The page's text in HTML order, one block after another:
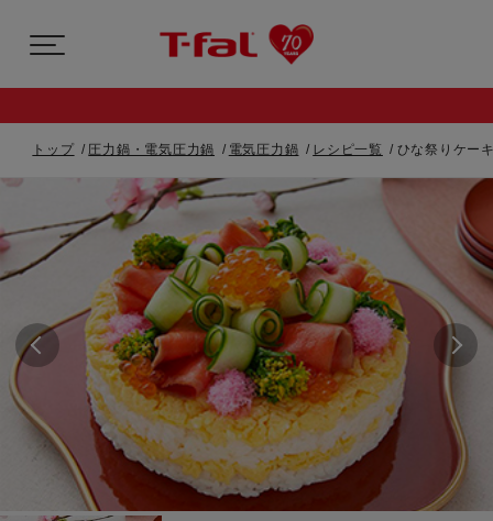
トップ 圧力鍋・電気圧力鍋 電気圧力鍋 レシピ一覧 ひな祭りケー